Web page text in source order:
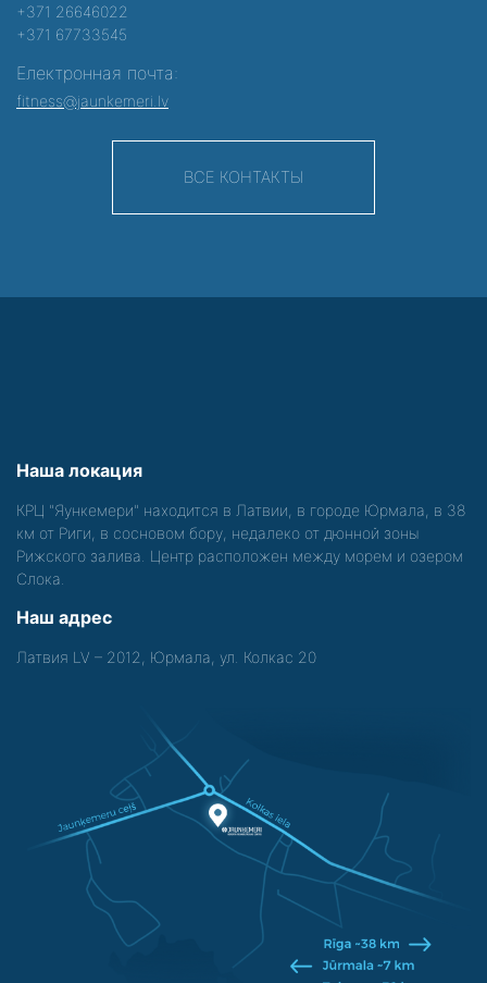
+371 26646022
+371 67733545
Електронная почта:
fitness@jaunkemeri.lv
ВСЕ КОНТАКТЫ
Наша локация
КРЦ "Яункемери" находится в Латвии, в городе Юрмала, в 38
км от Риги, в сосновом бору, недалеко от дюнной зоны
Рижского залива. Центр расположен между морем и озером
Слока.
Наш адрес
Латвия LV – 2012, Юрмала, ул. Колкас 20